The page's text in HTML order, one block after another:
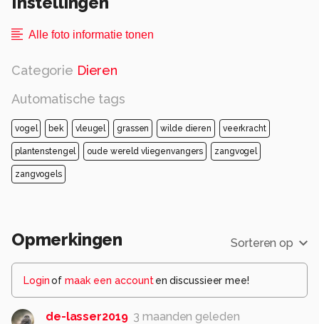
Alle foto informatie tonen
Categorie Dieren
Automatische tags
vogel bek vleugel grassen wilde dieren veerkracht
plantenstengel oude wereld vliegenvangers zangvogel
zangvogels
Opmerkingen Sorteren op
Loginof maak een account en discussieer mee!
de-lasser2019 3 maanden geleden